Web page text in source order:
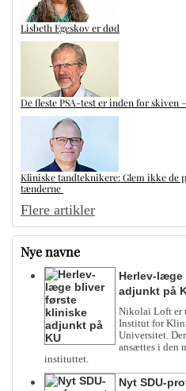
Lisbeth Egeskov er død
De fleste PSA-test er inden for skiven
Kliniske tandteknikere: Glem ikke de
tænderne
Flere artikler
Nye navne
Herlev-
adjunkt på
Nikolai Loft er
Institut for
Universitet.
ansættes i den
instituttet.
Nyt SDU-